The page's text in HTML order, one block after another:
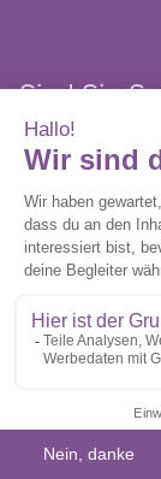
Sind Sie
Bauherr?
Wir stellen
technischen